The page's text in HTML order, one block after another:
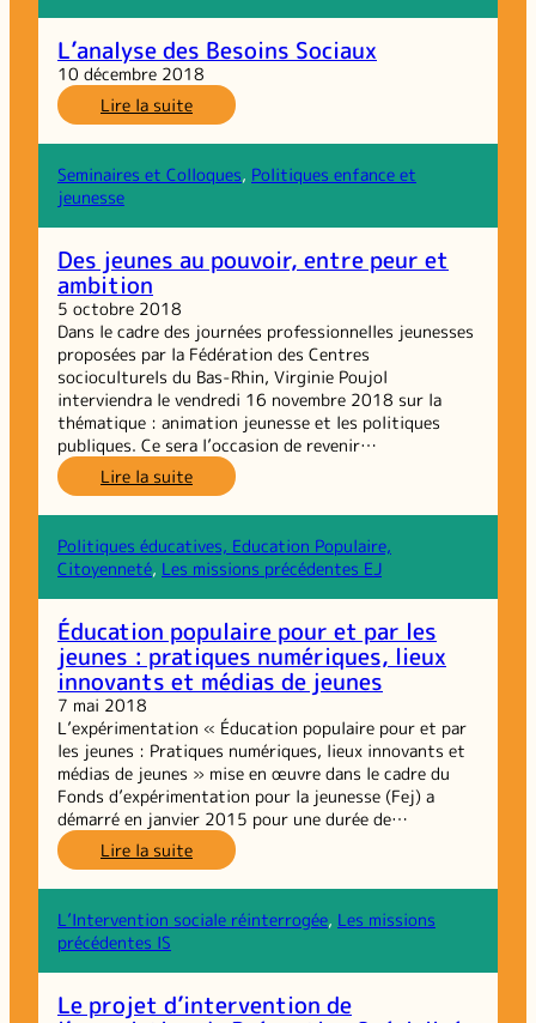
cloisonnement
sectoriel
L’analyse des Besoins Sociaux
10 décembre 2018
Lire la suite:
L’analyse
des
Besoins
Seminaires et Colloques, Politiques enfance et
jeunesse
Des jeunes au pouvoir, entre peur et
ambition
5 octobre 2018
Dans le cadre des journées professionnelles jeunesses
proposées par la Fédération des Centres
socioculturels du Bas-Rhin, Virginie Poujol
interviendra le vendredi 16 novembre 2018 sur la
thématique : animation jeunesse et les politiques
publiques. Ce sera l’occasion de revenir…
Lire la suite:
Des
jeunes
au
pouvoir,
et
ambition
Politiques éducatives, Education Populaire,
Citoyenneté, Les missions précédentes EJ
Éducation populaire pour et par les
jeunes : pratiques numériques, lieux
innovants et médias de jeunes
7 mai 2018
L’expérimentation « Éducation populaire pour et par
les jeunes : Pratiques numériques, lieux innovants et
médias de jeunes » mise en œuvre dans le cadre du
Fonds d’expérimentation pour la jeunesse (Fej) a
démarré en janvier 2015 pour une durée de…
Lire la suite:
Éducation
populaire
pour
jeunes :
L’Intervention sociale réinterrogée, Les missions
précédentes IS
Le projet d’intervention de